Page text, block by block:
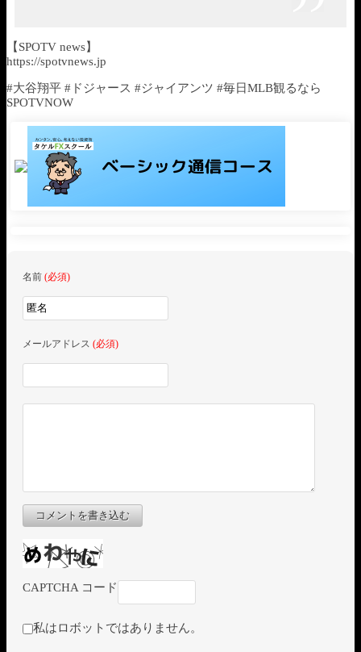
【SPOTV news】
https://spotvnews.jp
#大谷翔平 #ドジャース #ジャイアンツ #毎日MLB観るなら
SPOTVNOW
名前 (必須)
メールアドレス (必須)
コメントを書き込む
CAPTCHA コード
私はロボットではありません。